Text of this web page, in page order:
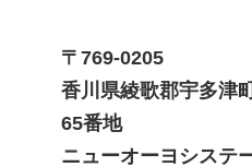
〒769-0205
香川県綾歌郡宇多津
65番地
ニューオーヨシステ